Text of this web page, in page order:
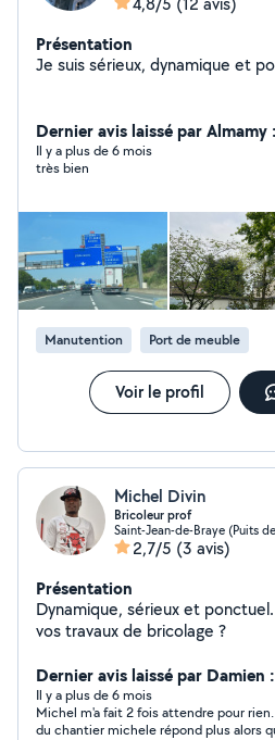
Présentation
Je suis sérieux, dynamique et
Dernier avis laissé par Almamy
Il y a plus de 6 mois
très bien
Manutention Port de meuble
Voir le profil
Michel Divin
Bricoleur prof
Saint-Jean-de-Braye (Puits
2,7/5 (3 avis)
Présentation
Dynamique, sérieux et
vos travaux de bricolage ?
Dernier avis laissé par Damien
Il y a plus de 6 mois
Michel m'a fait 2 fois attendre pour
du chantier michele répond plus alors